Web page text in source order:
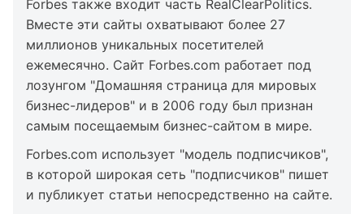
Forbes также входит часть RealClearPolitics.
Вместе эти сайты охватывают более 27
миллионов уникальных посетителей
ежемесячно. Сайт Forbes.com работает под
лозунгом "Домашняя страница для мировых
бизнес-лидеров" и в 2006 году был признан
самым посещаемым бизнес-сайтом в мире.
Forbes.com использует "модель подписчиков",
в которой широкая сеть "подписчиков" пишет
и публикует статьи непосредственно на сайте.